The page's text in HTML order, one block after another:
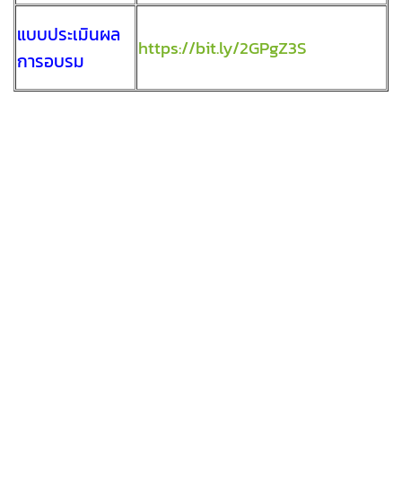
แบบประเมินผล
การอบรม
https://bit.ly/2GPgZ3S